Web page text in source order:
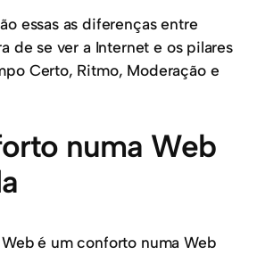
essas as diferenças entre
de se ver a Internet e os pilares
Certo, Ritmo, Moderação e
numa Web
é um conforto numa Web